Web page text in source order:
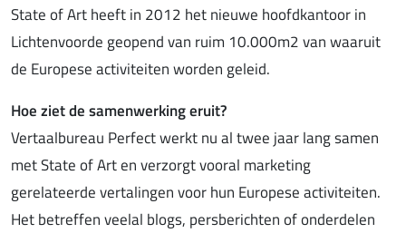
State of Art heeft in 2012 het nieuwe hoofdkantoor in
Lichtenvoorde geopend van ruim 10.000m2 van waaruit
de Europese activiteiten worden geleid.
Hoe ziet de samenwerking eruit?
Vertaalbureau Perfect werkt nu al twee jaar lang samen
met State of Art en verzorgt vooral marketing
gerelateerde vertalingen voor hun Europese activiteiten.
Het betreffen veelal blogs, persberichten of onderdelen